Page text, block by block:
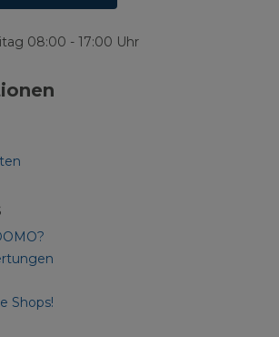
08:00 - 17:00 Uhr
Shops!